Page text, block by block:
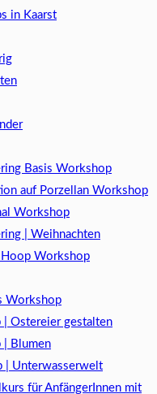
in Kaarst
Basis Workshop
auf Porzellan Workshop
Workshop
| Weihnachten
Workshop
Workshop
Ostereier gestalten
| Blumen
| Unterwasserwelt
für AnfängerInnen mit